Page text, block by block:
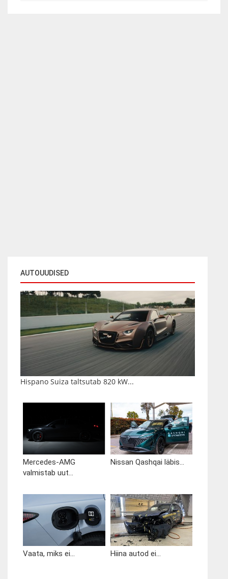
AUTOUUDISED
Hispano Suiza taltsutab 820 kW...
Mercedes-AMG
valmistab uut...
Nissan Qashqai läbis...
Vaata, miks ei... Hiina autod ei...